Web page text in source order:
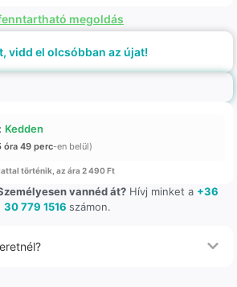
megoldás
vidd el olcsóbban az újat!
Kedden
óra 49 perc-en belül)
történik, az ára 2 490 Ft
vannéd át?Hívj minket a +36
30 779 1516 számon.